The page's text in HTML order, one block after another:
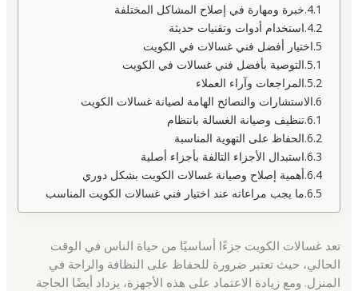
خبرة ومهارة في إصلاح المشاكل المختلفة
استخدام أدوات وتقنيات حديثة
اختيار أفضل فني غسالات في الكويت
التوصية بأفضل فني غسالات في الكويت
المراجعات وآراء العملاء
الاستشارات والنصائح الهامة لصيانة غسالات الكويت
تنظيف وصيانة الغسالة بانتظام
الحفاظ على التهوية المناسبة
استبدال الأجزاء التالفة بأجزاء أصلية
أهمية إصلاح وصيانة غسالات الكويت بشكل دوري
ما يجب مراعاته عند اختيار فني غسالات الكويت المناسب
تعد غسالات الكويت جزءًا أساسيًا من حياة الناس في الوقت
الحالي، حيث تعتبر ضرورة للحفاظ على النظافة والراحة في
المنزل. ومع زيادة الاعتماد على هذه الأجهزة، يزداد أيضًا الحاجة